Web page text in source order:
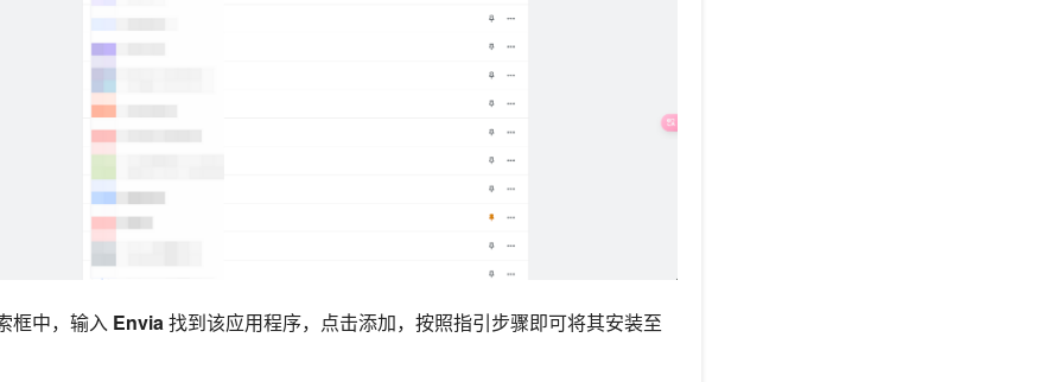
框中，输入 Envia找到该应用程序，点击添加，按照指引步骤即可将其安装至